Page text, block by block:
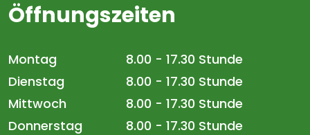
Öffnungszeiten
Montag
8.00 - 17.30 Stunde
Dienstag
8.00 - 17.30 Stunde
Mittwoch
8.00 - 17.30 Stunde
Donnerstag
8.00 - 17.30 Stunde